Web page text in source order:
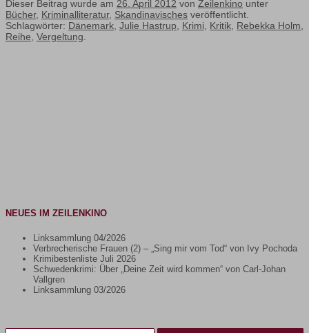
Dieser Beitrag wurde am 26. April 2012 von Zeilenkino unter
Bücher, Kriminalliteratur, Skandinavisches veröffentlicht.
Schlagwörter: Dänemark, Julie Hastrup, Krimi, Kritik, Rebekka Holm,
Reihe, Vergeltung.
NEUES IM ZEILENKINO
Linksammlung 04/2026
Verbrecherische Frauen (2) – „Sing mir vom Tod“ von Ivy Pochoda
Krimibestenliste Juli 2026
Schwedenkrimi: Über „Deine Zeit wird kommen“ von Carl-Johan
Vallgren
Linksammlung 03/2026
Gib deine E-Mail-Adresse ein ...